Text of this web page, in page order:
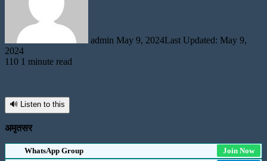
admin May 9, 2024Last Updated: May 9,
2024
110 1 minute read
🔊 Listen to this
अमृतसर
WhatsApp Group
Join Now